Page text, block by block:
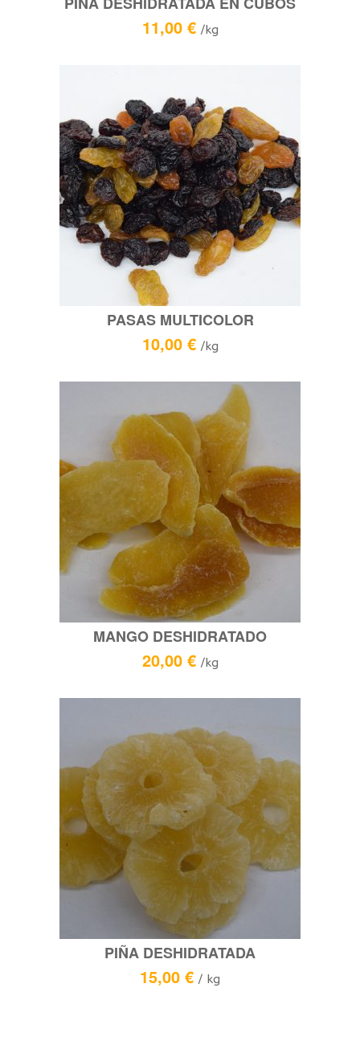
11,00 €/kg
PASAS MULTICOLOR
10,00 €/kg
MANGO DESHIDRATADO
20,00 €/kg
PIÑA DESHIDRATADA
15,00 € / kg